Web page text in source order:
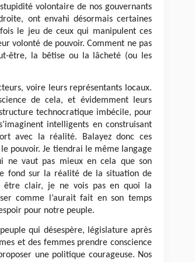
volontaire de nos gouvernants
ont envahi désormais certaines
le jeu de ceux qui manipulent ces
volonté de pouvoir. Comment ne pas
être, la bêtise ou la lâcheté (ou les
voire leurs représentants locaux.
de cela, et évidemment leurs
technocratique imbécile, pour
intelligents en construisant
avec la réalité. Balayez donc ces
pouvoir. Je tiendrai le même langage
ne vaut pas mieux en cela que son
fond sur la réalité de la situation de
être clair, je ne vois pas en quoi la
comme l’aurait fait en son temps
pour notre peuple.
qui désespère, législature après
et des femmes prendre conscience
une politique courageuse. Nos